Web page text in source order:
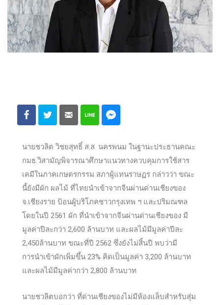
นายชวลิต วิชยสุทธิ์ ส.ส. นครพนม ในฐานะประธานคณะ
กมธ.วิสามัญพิจารณาศึกษาแนวทางควบคุมการใช้สาร
เคมีในภาคเกษตรกรรม สภาผู้แทนราษฏร กล่าวว่า ขณะ
นี้ยังมีผัก ผลไม้ ที่ไทยนำเข้าจากจีนผ่านด่านเชียงของ
จ.เชียงราย ป้อนผู้บริโภคชาวกรุงเทพ ฯ และปริมณฑล
โดยในปี 2561 ผัก ที่นำเข้าจากจีนผ่านด่านเชียงของ มี
มูลค่าปีละกว่า 2,600 ล้านบาท และผลไม้มีมูลค่าปีละ
2,450ล้านบาท ขณะที่ปี 2562 ซึ่งยังไม่สิ้นปี พบว่ามี
การนำเข้าผักเพิ่มขึ้น 23% คิดเป็นมูลค่า 3,200 ล้านบาท
และผลไม้มีมูลค่ากว่า 2,800 ล้านบาท
นายชวลิตบอกว่า ที่ด่านเชียงของไม่มีห้องแล็บสำหรับสุ่ม